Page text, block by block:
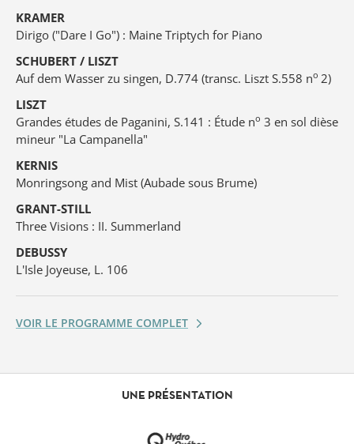
KRAMER
Dirigo ("Dare I Go") : Maine Triptych for Piano
SCHUBERT / LISZT
Auf dem Wasser zu singen, D.774 (transc. Liszt S.558 no 2)
LISZT
Grandes études de Paganini, S.141 : Étude no 3 en sol dièse
mineur "La Campanella"
KERNIS
Monringsong and Mist (Aubade sous Brume)
GRANT-STILL
Three Visions : II. Summerland
DEBUSSY
L'Isle Joyeuse, L. 106
VOIR LE PROGRAMME COMPLET
UNE PRÉSENTATION